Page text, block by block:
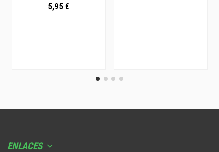
5,95 €
ENLACES